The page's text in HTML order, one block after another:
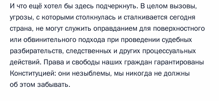
И что ещё хотел бы здесь подчеркнуть. В целом вызовы,
угрозы, с которыми столкнулась и сталкивается сегодня
страна, не могут служить оправданием для поверхностного
или обвинительного подхода при проведении судебных
разбирательств, следственных и других процессуальных
действий. Права и свободы наших граждан гарантированы
Конституцией: они незыблемы, мы никогда не должны
об этом забывать.